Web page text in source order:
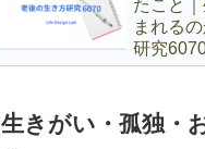
たこと
まれる
研究6070
生きがい・孤独・